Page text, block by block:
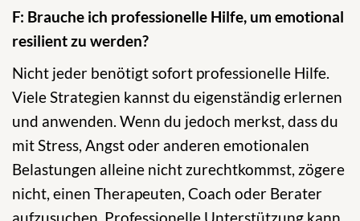
F: Brauche ich professionelle Hilfe, um emotional
resilient zu werden?
Nicht jeder benötigt sofort professionelle Hilfe.
Viele Strategien kannst du eigenständig erlernen
und anwenden. Wenn du jedoch merkst, dass du
mit Stress, Angst oder anderen emotionalen
Belastungen alleine nicht zurechtkommst, zögere
nicht, einen Therapeuten, Coach oder Berater